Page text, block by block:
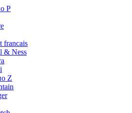
P
francais
& Ness
Z